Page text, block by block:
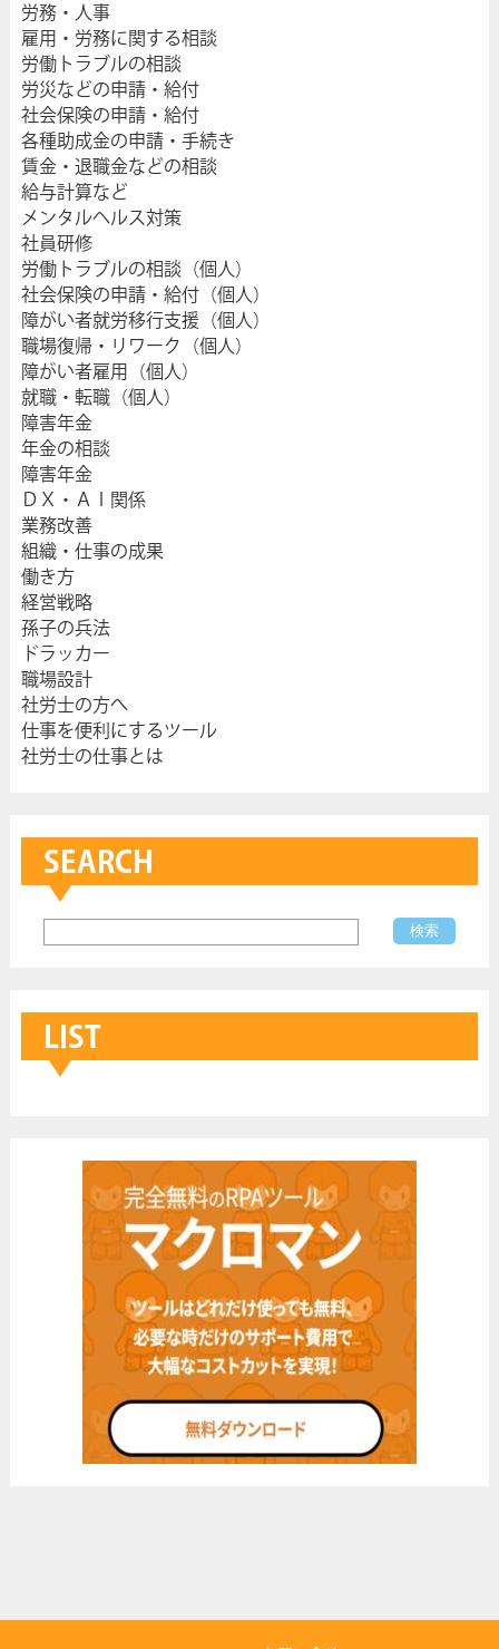
労務・人事
雇用・労務に関する相談
労働トラブルの相談
労災などの申請・給付
社会保険の申請・給付
各種助成金の申請・手続き
賃金・退職金などの相談
給与計算など
メンタルヘルス対策
社員研修
労働トラブルの相談（個人）
社会保険の申請・給付（個人）
障がい者就労移行支援（個人）
職場復帰・リワーク（個人）
障がい者雇用（個人）
就職・転職（個人）
障害年金
年金の相談
障害年金
ＤＸ・ＡＩ関係
業務改善
組織・仕事の成果
働き方
経営戦略
孫子の兵法
ドラッカー
職場設計
社労士の方へ
仕事を便利にするツール
社労士の仕事とは
SEARCH
LIST